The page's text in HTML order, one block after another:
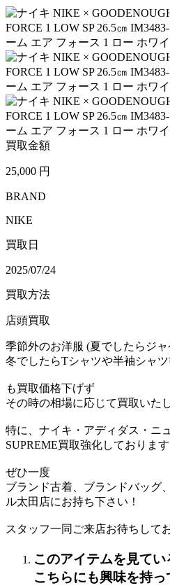
買取金額
25,000 円
BRAND
NIKE
買取日
2025/07/24
買取方法
店頭買取
季節外のお洋服 (夏でしたらジャ
冬でしたらTシャツや半袖シャ
も買取価格下げず
その時の相場に応じて買取いた
特に、ナイキ・アディダス・ニ
SUPREME買取強化しております
ぜひ一度
ブランド古着、ブランドバッグ
ル太田店にお持ち下さい！
スタッフ一同ご来店お待ちして
このアイテムを見て
こちらにも興味を持っ